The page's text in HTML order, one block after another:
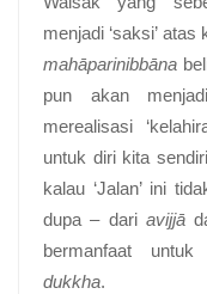
menjadi ‘saksi’
mahāparinibbāna
pun akan
merealisasi
untuk diri kita
kalau ‘Jalan’ ini
dupa – dari avijjā
bermanfaat untuk
dukkha.